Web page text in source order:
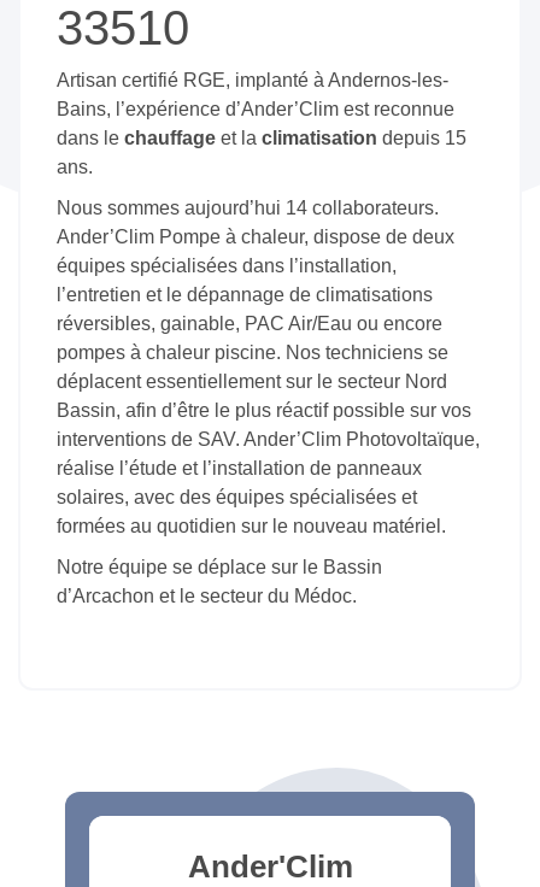
33510
Artisan certifié RGE, implanté à Andernos-les-
Bains, l’expérience d’Ander’Clim est reconnue
dans le chauffage et la climatisation depuis 15
ans.
Nous sommes aujourd’hui 14 collaborateurs.
Ander’Clim Pompe à chaleur, dispose de deux
équipes spécialisées dans l’installation,
l’entretien et le dépannage de climatisations
réversibles, gainable, PAC Air/Eau ou encore
pompes à chaleur piscine. Nos techniciens se
déplacent essentiellement sur le secteur Nord
Bassin, afin d’être le plus réactif possible sur vos
interventions de SAV. Ander’Clim Photovoltaïque,
réalise l’étude et l’installation de panneaux
solaires, avec des équipes spécialisées et
formées au quotidien sur le nouveau matériel.
Notre équipe se déplace sur le Bassin
d’Arcachon et le secteur du Médoc.
Ander'Clim